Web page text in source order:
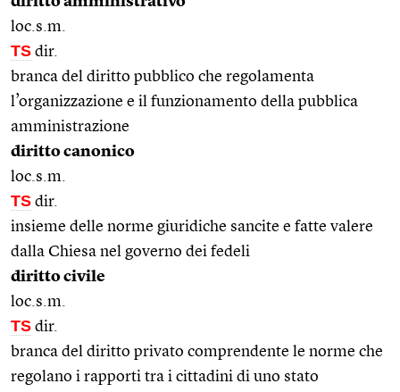
loc.s.m.
TS dir.
branca del diritto pubblico che regolamenta
l’organizzazione e il funzionamento della pubblica
amministrazione
diritto canonico
loc.s.m.
TS dir.
insieme delle norme giuridiche sancite e fatte valere
dalla Chiesa nel governo dei fedeli
diritto civile
loc.s.m.
TS dir.
branca del diritto privato comprendente le norme che
regolano i rapporti tra i cittadini di uno stato